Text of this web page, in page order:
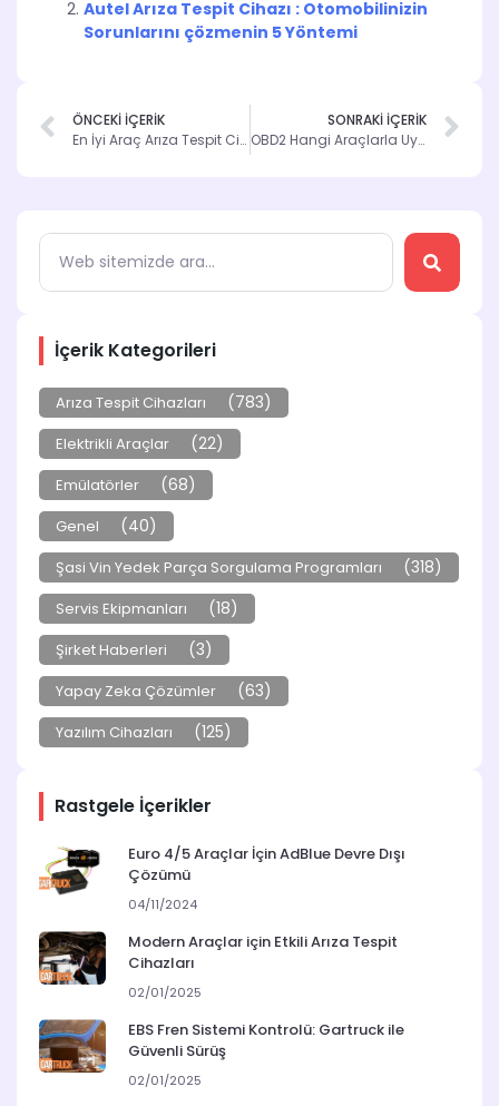
İçerik Kategorileri
Arıza Tespit Cihazları (783)
Elektrikli Araçlar (22)
Emülatörler (68)
Genel (40)
Şasi Vin Yedek Parça Sorgulama Programları (318)
Servis Ekipmanları (18)
Şirket Haberleri (3)
Yapay Zeka Çözümler (63)
Yazılım Cihazları (125)
Rastgele İçerikler
Euro 4/5 Araçlar İçin AdBlue Devre Dışı
Çözümü
04/11/2024
Modern Araçlar için Etkili Arıza Tespit
Cihazları
02/01/2025
EBS Fren Sistemi Kontrolü: Gartruck ile
Güvenli Sürüş
02/01/2025
Autel Arıza Tespit Cihazı : Otomobilinizin
Sorunlarını çözmenin 5 Yöntemi
ÖNCEKİ İÇERİK
En İyi Araç Arıza Tespit Cihazını Seçerken Dikkat Edilmesi Gereken 5 Önemli Nokta
SONRAKİ İÇERİK
OBD2 Hangi Araçlarla Uyumlu : Hangi Araçlar İçin Geçerli?